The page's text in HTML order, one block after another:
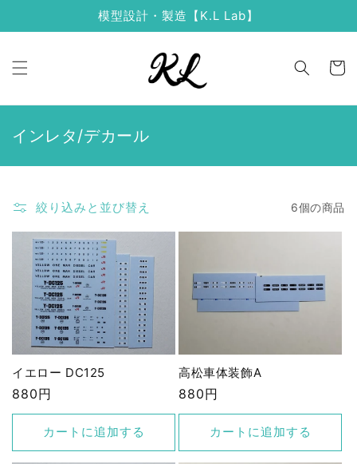
進む
模型設計・製造【K.L Lab】
ー
コ
ョ
インレタ/デカール
絞り込みと並び替え 6個の商品
イエロー DC125
通
常
格
880円
カートに追加する
高松車体装飾A
通
常
格
880円
カートに追加する